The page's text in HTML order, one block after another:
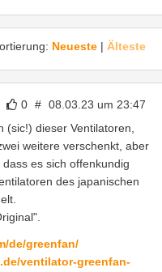
Neueste | Älteste
0 # 08.03.23 um 23:47
dieser Ventilatoren,
weitere verschenkt, aber
es sich offenkundig
des japanischen
de/greenfan/
ventilator-greenfan-